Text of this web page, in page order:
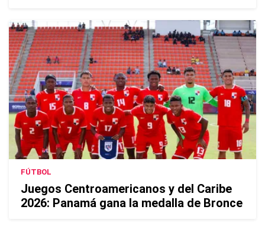
FÚTBOL
Juegos Centroamericanos y del Caribe
2026: Panamá gana la medalla de Bronce